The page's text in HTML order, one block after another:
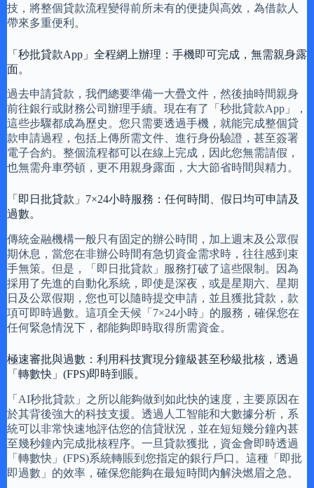
技，將整個貸款流程變得前所未有的便捷與高效，為借款人
帶來多重便利。
「秒批貸款App」全程網上辦理：手機即可完成，無需親身露
面。
過去申請貸款，我們總要準備一大疊文件，然後抽時間親身
前往銀行或財務公司辦理手續。現在有了「秒批貸款App」，
這些步驟都成為歷史。您只需要透過手機，就能完成整個貸
款申請過程，包括上傳所需文件、進行身份驗證，甚至簽署
電子合約。整個流程都可以在線上完成，因此您無需請假，
也無需舟車勞頓，更不用親身露面，大大節省時間與精力。
「即日批貸款」7×24小時服務：任何時間、假日均可申請及
過數。
傳統金融機構一般只有固定的辦公時間，加上週末及公眾假
期休息，當您在非辦公時間有急切資金需求時，往往感到束
手無策。但是，「即日批貸款」服務打破了這些限制。因為
採用了先進的自動化系統，即使是深夜，或是星期六、星期
日及公眾假期，您也可以隨時提交申請，並且獲批貸款，款
項可即時過數。這項全天候「7×24小時」的服務，確保您在
任何緊急情況下，都能夠即時取得所需資金。
極速審批與過數：利用科技實現分鐘級甚至秒級批核，透過
「轉數快」(FPS)即時到賬。
「AI秒批貸款」之所以能夠做到如此快的速度，主要原因在
於其背後強大的科技支援。透過人工智能和大數據分析，系
統可以非常快速地評估您的信貸狀況，並在短短幾分鐘內甚
至幾秒鐘內完成批核程序。一旦貸款獲批，資金會即時透過
「轉數快」(FPS)系統轉賬到您指定的銀行戶口。這種「即批
即過數」的效率，確保您能夠在最短時間內解決燃眉之急。